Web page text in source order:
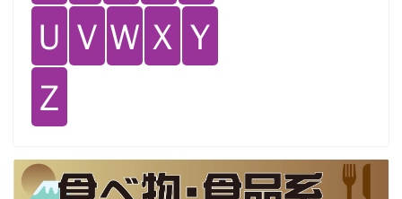
Ｕ Ｖ Ｗ Ｘ Ｙ
Ｚ